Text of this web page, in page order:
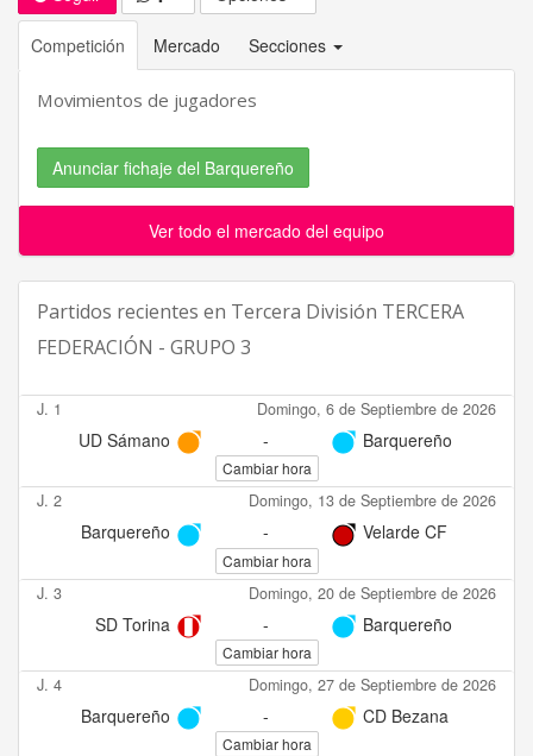
Competición Mercado Secciones
Movimientos de jugadores
Anunciar fichaje del Barquereño
Ver todo el mercado del equipo
Partidos recientes en Tercera División TERCERA
FEDERACIÓN - GRUPO 3
J. 1 Domingo, 6 de Septiembre de 2026
UD Sámano - Barquereño
Cambiar hora
J. 2 Domingo, 13 de Septiembre de 2026
Barquereño - Velarde CF
Cambiar hora
J. 3 Domingo, 20 de Septiembre de 2026
SD Torina - Barquereño
Cambiar hora
J. 4 Domingo, 27 de Septiembre de 2026
Barquereño - CD Bezana
Cambiar hora